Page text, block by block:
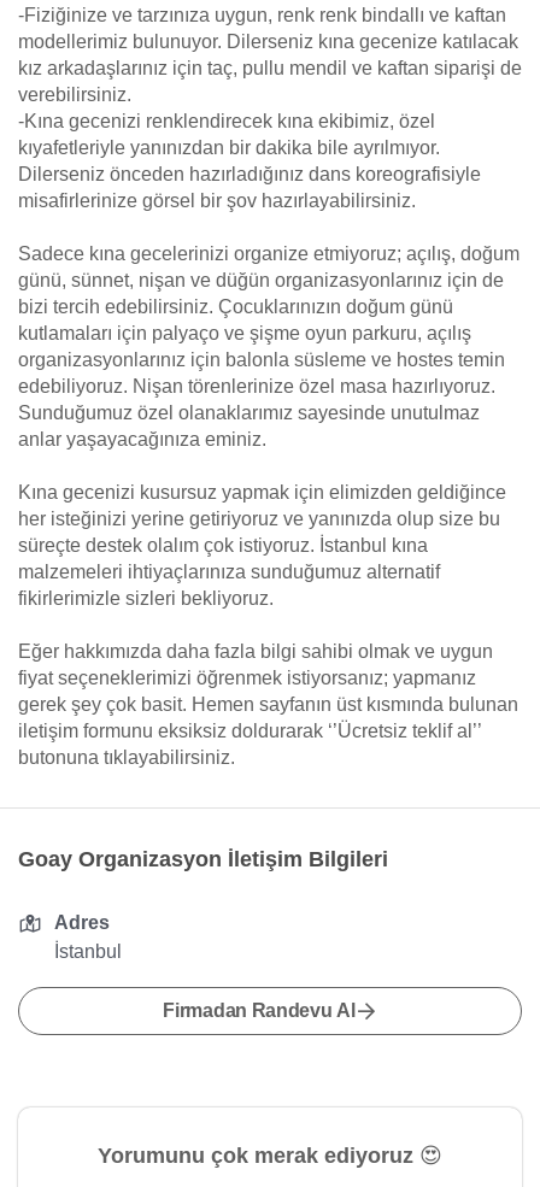
-Fiziğinize ve tarzınıza uygun, renk renk bindallı ve kaftan
modellerimiz bulunuyor. Dilerseniz kına gecenize katılacak
kız arkadaşlarınız için taç, pullu mendil ve kaftan siparişi de
verebilirsiniz.
-Kına gecenizi renklendirecek kına ekibimiz, özel
kıyafetleriyle yanınızdan bir dakika bile ayrılmıyor.
Dilerseniz önceden hazırladığınız dans koreografisiyle
misafirlerinize görsel bir şov hazırlayabilirsiniz.
Sadece kına gecelerinizi organize etmiyoruz; açılış, doğum
günü, sünnet, nişan ve düğün organizasyonlarınız için de
bizi tercih edebilirsiniz. Çocuklarınızın doğum günü
kutlamaları için palyaço ve şişme oyun parkuru, açılış
organizasyonlarınız için balonla süsleme ve hostes temin
edebiliyoruz. Nişan törenlerinize özel masa hazırlıyoruz.
Sunduğumuz özel olanaklarımız sayesinde unutulmaz
anlar yaşayacağınıza eminiz.
Kına gecenizi kusursuz yapmak için elimizden geldiğince
her isteğinizi yerine getiriyoruz ve yanınızda olup size bu
süreçte destek olalım çok istiyoruz. İstanbul kına
malzemeleri ihtiyaçlarınıza sunduğumuz alternatif
fikirlerimizle sizleri bekliyoruz.
Eğer hakkımızda daha fazla bilgi sahibi olmak ve uygun
fiyat seçeneklerimizi öğrenmek istiyorsanız; yapmanız
gerek şey çok basit. Hemen sayfanın üst kısmında bulunan
iletişim formunu eksiksiz doldurarak ‘’Ücretsiz teklif al’’
butonuna tıklayabilirsiniz.
Goay Organizasyon İletişim Bilgileri
Adres
İstanbul
Firmadan Randevu Al
Yorumunu çok merak ediyoruz 😍